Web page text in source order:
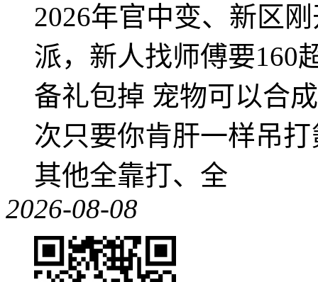
2026年官中变、新区
派，新人找师傅要160
备礼包掉 宠物可以合
次只要你肯肝一样吊
其他全靠打、全
2026-08-08